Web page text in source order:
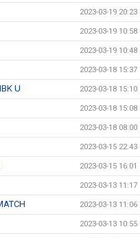
2023-03-19 20:23
2023-03-19 10:58
2023-03-19 10:48
2023-03-18 15:37
U 2023-03-18 15:10
2023-03-18 15:08
2023-03-18 08:00
2023-03-15 22:43
2023-03-15 16:01
2023-03-13 11:17
2023-03-13 11:06
2023-03-13 10:55